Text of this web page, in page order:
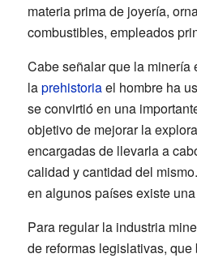
materia prima de joyería,
combustibles, empleados
Cabe señalar que la minería
laprehistoriael hombre ha
se convirtió en una
objetivo de mejorar la
encargadas de llevarla a
calidad y cantidad del
en algunos países existe
Para regular la industria
de reformas legislativas,